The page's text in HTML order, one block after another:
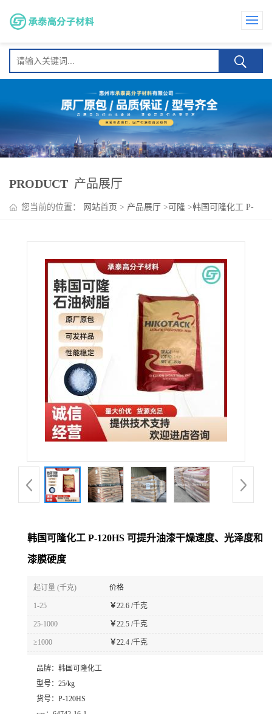
PRODUCT 产品展厅
您当前的位置： 网站首页 > 产品展厅 > 可隆 >韩国可隆化工 P-
韩国可隆化工 P-120HS 可提升油漆干燥速度、光泽度和
漆膜硬度
起订量 (千克) 价格
1-25 ￥22.6 /千克
25-1000 ￥22.5 /千克
≥1000 ￥22.4 /千克
品牌： 韩国可隆化工
型号： 25/kg
货号： P-120HS